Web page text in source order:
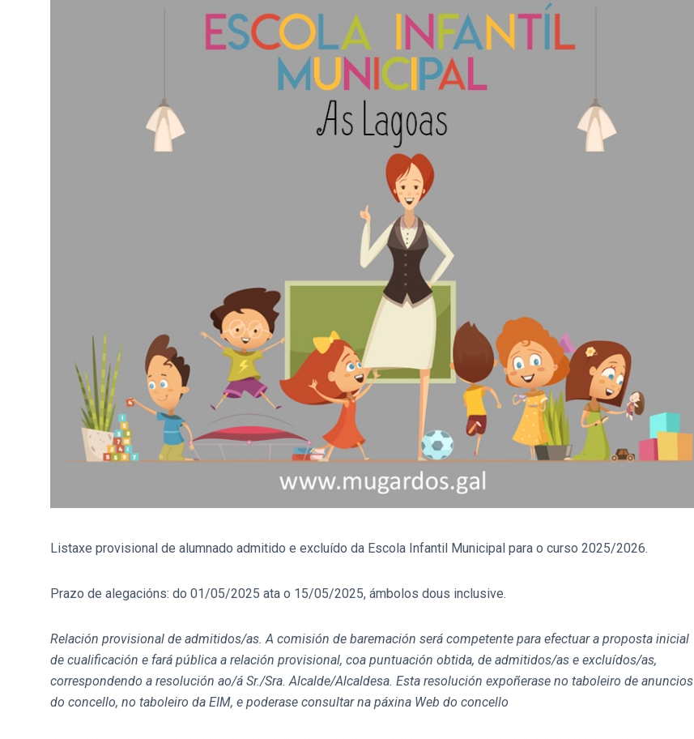
Listaxe provisional de alumnado admitido e excluído da Escola Infantil Municipal para o curso 2025/2026.
Prazo de alegacións: do 01/05/2025 ata o 15/05/2025, ámbolos dous inclusive.
Relación provisional de admitidos/as. A comisión de baremación será competente para efectuar a proposta inicial
de cualificación e fará pública a relación provisional, coa puntuación obtida, de admitidos/as e excluídos/as,
correspondendo a resolución ao/á Sr./Sra. Alcalde/Alcaldesa. Esta resolución expoñerase no taboleiro de anuncios
do concello, no taboleiro da EIM, e poderase consultar na páxina Web do concello